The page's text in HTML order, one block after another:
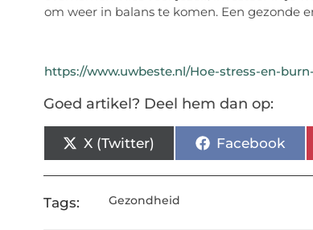
om weer in balans te komen. Een gezonde
https://www.uwbeste.nl/Hoe-stress-en-
Goed artikel? Deel hem dan op:
X (Twitter) Facebook
Tags: Gezondheid